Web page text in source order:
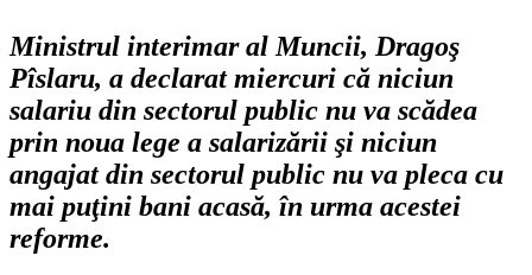
Ministrul interimar al Muncii, Dragoş
Pîslaru, a declarat miercuri că niciun
salariu din sectorul public nu va scădea
prin noua lege a salarizării şi niciun
angajat din sectorul public nu va pleca cu
mai puţini bani acasă, în urma acestei
reforme.